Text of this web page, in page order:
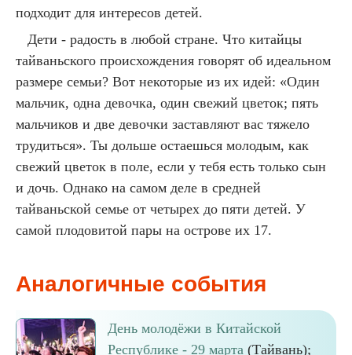
подходит для интересов детей.
Дети - радость в любой стране. Что китайцы
тайваньского происхождения говорят об идеальном
размере семьи? Вот некоторые из их идей: «Один
мальчик, одна девочка, один свежий цветок; пять
мальчиков и две девочки заставляют вас тяжело
трудиться». Ты дольше остаешься молодым, как
свежий цветок в поле, если у тебя есть только сын
и дочь. Однако на самом деле в средней
тайваньской семье от четырех до пяти детей. У
самой плодовитой пары на острове их 17.
Аналогичные события
День молодёжи в Китайской
Республике - 29 марта (Тайвань);